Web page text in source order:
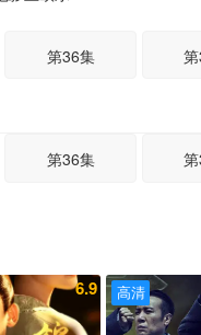
第36集
第36集
6.9 高清